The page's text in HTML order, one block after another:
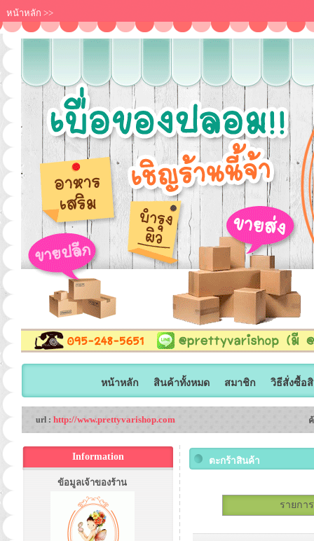
หน้าหลัก >>
หน้าหลัก สินค้าทั้งหมด สมาชิก วิธีสั่งซื้อ
url : http://www.prettyvarishop.com
Information
ข้อมูลเจ้าของร้าน
ตะกร้าสินค้า
รายกา